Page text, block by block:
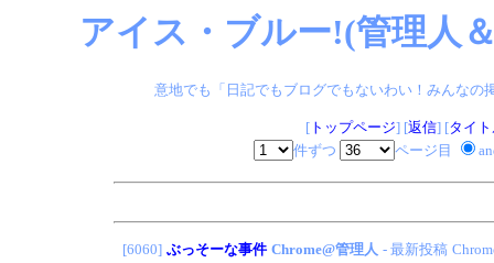
アイス・ブルー!(管理人
意地でも「日記でもブログでもないわい！みんなの
[トップページ] [返信] [タイ
件ずつ
ページ目
[6060] ぶっそーな事件 Chrome@管理人 - 最新投稿